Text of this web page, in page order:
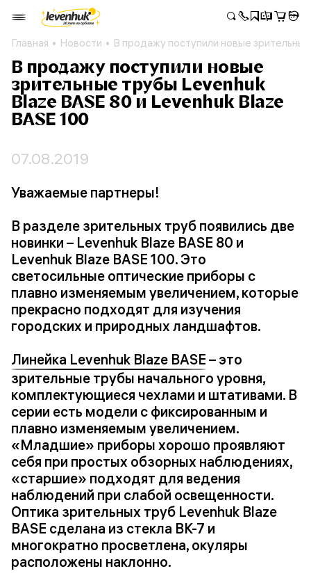
Главная Новости В продажу поступили новые
В продажу поступили новые
зрительные трубы Levenhuk
Blaze BASE 80 и Levenhuk Blaze
BASE 100
07.08.2019
Уважаемые партнеры!
В разделе зрительных труб появились две
новинки – Levenhuk Blaze BASE 80 и
Levenhuk Blaze BASE 100. Это
светосильные оптические приборы с
плавно изменяемым увеличением, которые
прекрасно подходят для изучения
городских и природных ландшафтов.
Линейка Levenhuk Blaze BASE – это
зрительные трубы начального уровня,
комплектующиеся чехлами и штативами. В
серии есть модели с фиксированным и
плавно изменяемым увеличением.
«Младшие» приборы хорошо проявляют
себя при простых обзорных наблюдениях,
«старшие» подходят для ведения
наблюдений при слабой освещенности.
Оптика зрительных труб Levenhuk Blaze
BASE сделана из стекла BK-7 и
многократно просветлена, окуляры
расположены наклонно.